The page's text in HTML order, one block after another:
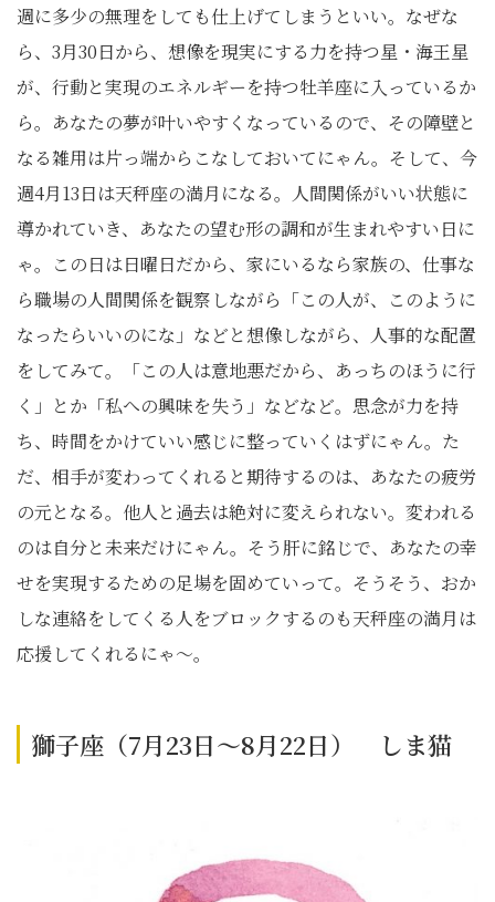
週に多少の無理をしても仕上げてしまうといい。なぜな
ら、3月30日から、想像を現実にする力を持つ星・海王星
が、行動と実現のエネルギーを持つ牡羊座に入っているか
ら。あなたの夢が叶いやすくなっているので、その障壁と
なる雑用は片っ端からこなしておいてにゃん。そして、今
週4月13日は天秤座の満月になる。人間関係がいい状態に
導かれていき、あなたの望む形の調和が生まれやすい日に
ゃ。この日は日曜日だから、家にいるなら家族の、仕事な
ら職場の人間関係を観察しながら「この人が、このように
なったらいいのにな」などと想像しながら、人事的な配置
をしてみて。「この人は意地悪だから、あっちのほうに行
く」とか「私への興味を失う」などなど。思念が力を持
ち、時間をかけていい感じに整っていくはずにゃん。た
だ、相手が変わってくれると期待するのは、あなたの疲労
の元となる。他人と過去は絶対に変えられない。変われる
のは自分と未来だけにゃん。そう肝に銘じで、あなたの幸
せを実現するための足場を固めていって。そうそう、おか
しな連絡をしてくる人をブロックするのも天秤座の満月は
応援してくれるにゃ〜。
獅子座（7月23日～8月22日） しま猫